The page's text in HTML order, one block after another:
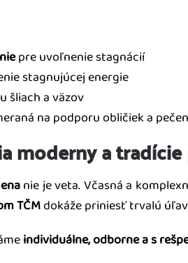
pre uvoľnenie stagnácií
stagnujúcej energie
šliach a väzov
na podporu obličiek a
moderny a
nie je veta. Včasná a
TČMdokáže priniesť trvalú
individuálne, odborne a s